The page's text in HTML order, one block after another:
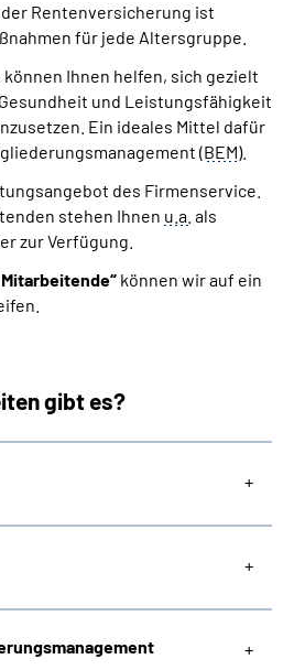
Rentenversicherung ist
für jede Altersgruppe.
Ihnen helfen, sich gezielt
und Leistungsfähigkeit
Ein ideales Mittel dafür
(BEM).
des Firmenservice.
stehen Ihnen u.a. als
zur Verfügung.
können wir auf ein
gibt es?